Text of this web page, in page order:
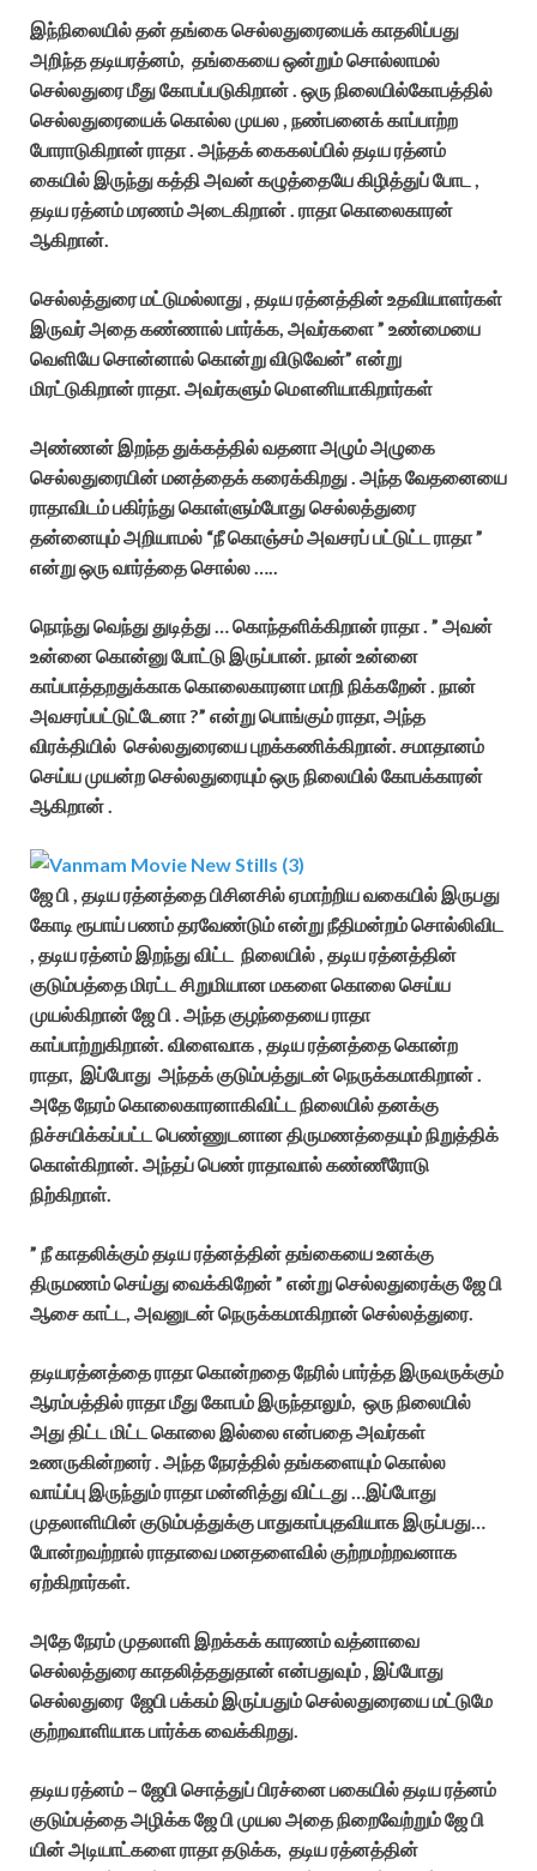
இந்நிலையில் தன் தங்கை செல்லதுரையைக் காதலிப்பது
அறிந்த தடியரத்னம், தங்கையை ஒன்றும் சொல்லாமல்
செல்லதுரை மீது கோபப்படுகிறான் . ஒரு நிலையில்கோபத்தில்
செல்லதுரையைக் கொல்ல முயல , நண்பனைக் காப்பாற்ற
போராடுகிறான் ராதா . அந்தக் கைகலப்பில் தடிய ரத்னம்
கையில் இருந்து கத்தி அவன் கழுத்தையே கிழித்துப் போட ,
தடிய ரத்னம் மரணம் அடைகிறான் . ராதா கொலைகாரன்
ஆகிறான்.
செல்லத்துரை மட்டுமல்லாது , தடிய ரத்னத்தின் உதவியாளர்கள்
இருவர் அதை கண்ணால் பார்க்க, அவர்களை ” உண்மையை
வெளியே சொன்னால் கொன்று விடுவேன்” என்று
மிரட்டுகிறான் ராதா. அவர்களும் மௌனியாகிறார்கள்
அண்ணன் இறந்த துக்கத்தில் வதனா அழும் அழுகை
செல்லதுரையின் மனத்தைக் கரைக்கிறது . அந்த வேதனையை
ராதாவிடம் பகிர்ந்து கொள்ளும்போது செல்லத்துரை
தன்னையும் அறியாமல் “நீ கொஞ்சம் அவசரப் பட்டுட்ட ராதா ”
என்று ஒரு வார்த்தை சொல்ல …..
நொந்து வெந்து துடித்து … கொந்தளிக்கிறான் ராதா . ” அவன்
உன்னை கொன்னு போட்டு இருப்பான். நான் உன்னை
காப்பாத்தறதுக்காக கொலைகாரனா மாறி நிக்கறேன் . நான்
அவசரப்பட்டுட்டேனா ?” என்று பொங்கும் ராதா, அந்த
விரக்தியில் செல்லதுரையை புறக்கணிக்கிறான். சமாதானம்
செய்ய முயன்ற செல்லதுரையும் ஒரு நிலையில் கோபக்காரன்
ஆகிறான் .
ஜே பி , தடிய ரத்னத்தை பிசினசில் ஏமாற்றிய வகையில் இருபது
கோடி ரூபாய் பணம் தரவேண்டும் என்று நீதிமன்றம் சொல்லிவிட
, தடிய ரத்னம் இறந்து விட்ட நிலையில் , தடிய ரத்னத்தின்
குடும்பத்தை மிரட்ட சிறுமியான மகளை கொலை செய்ய
முயல்கிறான் ஜே பி . அந்த குழந்தையை ராதா
காப்பாற்றுகிறான். விளைவாக , தடிய ரத்னத்தை கொன்ற
ராதா, இப்போது அந்தக் குடும்பத்துடன் நெருக்கமாகிறான் .
அதே நேரம் கொலைகாரனாகிவிட்ட நிலையில் தனக்கு
நிச்சயிக்கப்பட்ட பெண்ணுடனான திருமணத்தையும் நிறுத்திக்
கொள்கிறான். அந்தப் பெண் ராதாவால் கண்ணீரோடு
நிற்கிறாள்.
” நீ காதலிக்கும் தடிய ரத்னத்தின் தங்கையை உனக்கு
திருமணம் செய்து வைக்கிறேன் ” என்று செல்லதுரைக்கு ஜே பி
ஆசை காட்ட, அவனுடன் நெருக்கமாகிறான் செல்லத்துரை.
தடியரத்னத்தை ராதா கொன்றதை நேரில் பார்த்த இருவருக்கும்
ஆரம்பத்தில் ராதா மீது கோபம் இருந்தாலும், ஒரு நிலையில்
அது திட்ட மிட்ட கொலை இல்லை என்பதை அவர்கள்
உணருகின்றனர் . அந்த நேரத்தில் தங்களையும் கொல்ல
வாய்ப்பு இருந்தும் ராதா மன்னித்து விட்டது …இப்போது
முதலாளியின் குடும்பத்துக்கு பாதுகாப்புதவியாக இருப்பது…
போன்றவற்றால் ராதாவை மனதளைவில் குற்றமற்றவனாக
ஏற்கிறார்கள்.
அதே நேரம் முதலாளி இறக்கக் காரணம் வத்னாவை
செல்லத்துரை காதலித்ததுதான் என்பதுவும் , இப்போது
செல்லதுரை ஜேபி பக்கம் இருப்பதும் செல்லதுரையை மட்டுமே
குற்றவாளியாக பார்க்க வைக்கிறது.
தடிய ரத்னம் – ஜேபி சொத்துப் பிரச்னை பகையில் தடிய ரத்னம்
குடும்பத்தை அழிக்க ஜே பி முயல அதை நிறைவேற்றும் ஜே பி
யின் அடியாட்களை ராதா தடுக்க, தடிய ரத்னத்தின்